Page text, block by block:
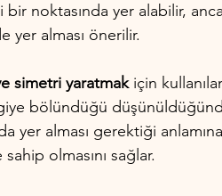
bir noktasında yer alabilir,
yer alması önerilir.
simetri yaratmak için
bölündüğü
yer alması gerektiği
olmasını sağlar.